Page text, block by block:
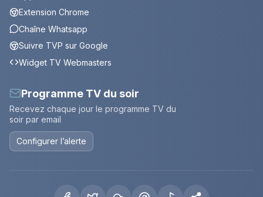
Extension Chrome
Chaîne Whatsapp
Suivre TVP sur Google
Widget TV Webmasters
Programme TV du soir
Recevez chaque jour le programme TV du
soir par email
Configurer l’alerte